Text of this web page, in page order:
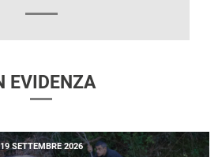
EVIDENZA
19 SETTEMBRE 2026